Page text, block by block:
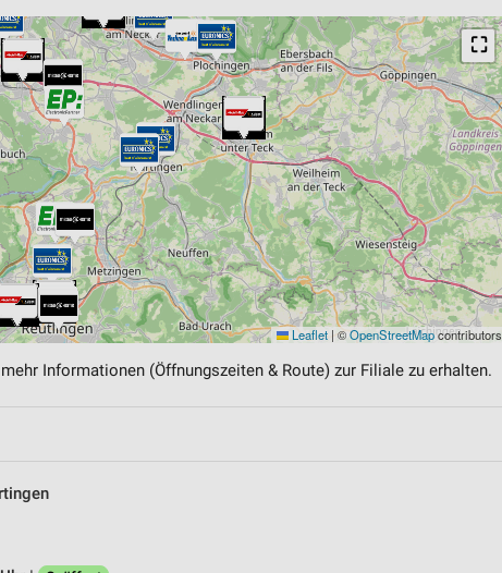
⛶
Leaflet | ©OpenStreetMapcontributors
Informationen (Öffnungszeiten & Route) zur Filiale zu erhalten.